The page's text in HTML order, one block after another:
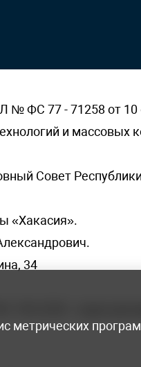
№ ФС 77 - 71258 от 10
и массовых
Совет
«Хакасия».
34
метрических